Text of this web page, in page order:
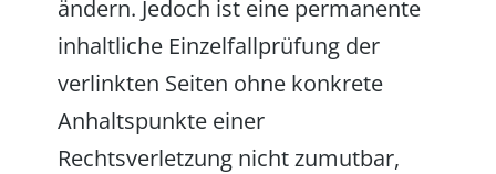
ändern. Jedoch ist eine permanente
inhaltliche Einzelfallprüfung der
verlinkten Seiten ohne konkrete
Anhaltspunkte einer
Rechtsverletzung nicht zumutbar,